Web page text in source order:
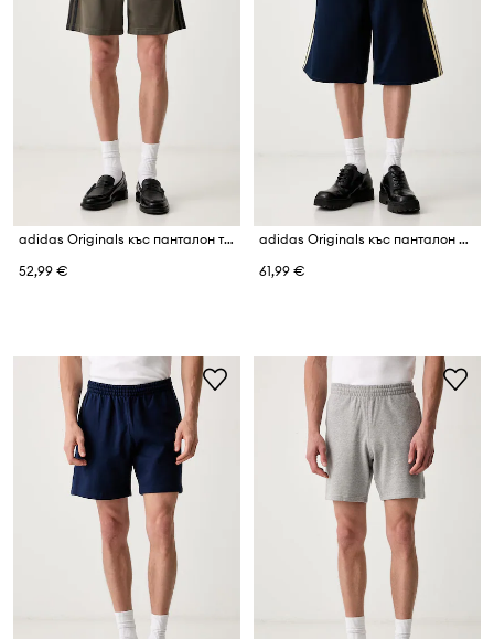
adidas Originals къс панталон тип анцуг мъжки Firebird
52,99 €
adidas Originals къс панталон мъжки от памук Firebird
61,99 €